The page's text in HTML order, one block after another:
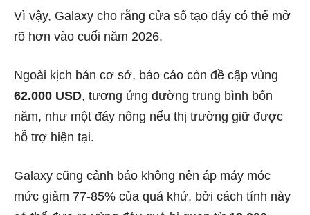
Vì vậy, Galaxy cho rằng cửa sổ tạo đáy có thể mở
rõ hơn vào cuối năm 2026.
Ngoài kịch bản cơ sở, báo cáo còn đề cập vùng
62.000 USD, tương ứng đường trung bình bốn
năm, như một đáy nông nếu thị trường giữ được
hỗ trợ hiện tại.
Galaxy cũng cảnh báo không nên áp máy móc
mức giảm 77-85% của quá khứ, bởi cách tính này